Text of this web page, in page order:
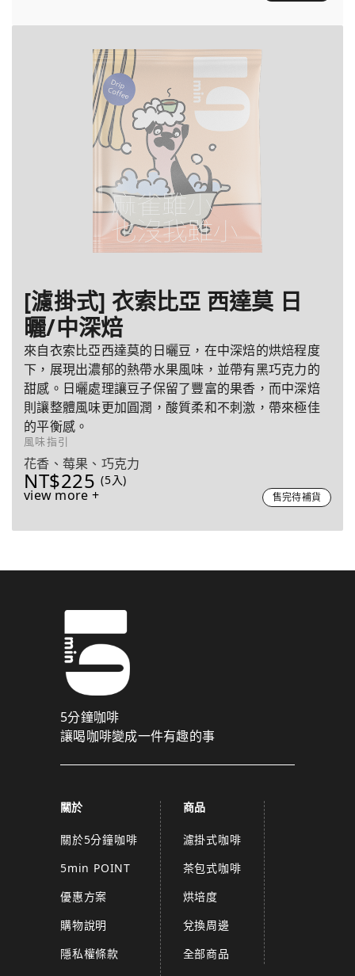
[濾掛式] 衣索比亞 西達莫 日
曬/中深焙
來自衣索比亞西達莫的日曬豆，在中深焙的烘焙程度
下，展現出濃郁的熱帶水果風味，並帶有黑巧克力的
甜感。日曬處理讓豆子保留了豐富的果香，而中深焙
則讓整體風味更加圓潤，酸質柔和不刺激，帶來極佳
的平衡感。
風味指引
花香、莓果、巧克力
NT$225 (5入)
view more + 售完待補貨
5分鐘咖啡
讓喝咖啡變成一件有趣的事
關於
關於5分鐘咖啡
5min POINT
優惠方案
購物說明
隱私權條款
商品
濾掛式咖啡
茶包式咖啡
烘培度
兌換周邊
全部商品